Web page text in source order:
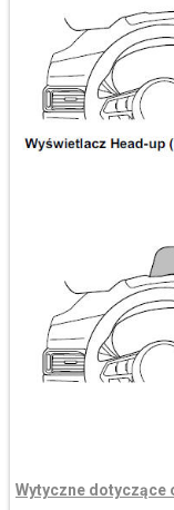
Wytyczne dotyczące